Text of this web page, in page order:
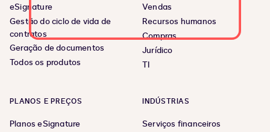
eSignature
Gestão do ciclo de vida de
contratos
Geração de documentos
Todos os produtos
Vendas
Recursos humanos
Compras
Jurídico
TI
PLANOS E PREÇOS
Planos eSignature
INDÚSTRIAS
Serviços financeiros